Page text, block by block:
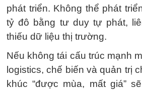
phát triển. Không thể phát
tỷ đô bằng tư duy tự phát,
thiếu dữ liệu thị trường.
Nếu không tái cấu trúc mạnh
logistics, chế biến và quản trị
khúc “được mùa, mất giá”